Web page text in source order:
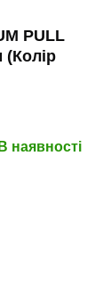
PULL
(Колір
В наявності